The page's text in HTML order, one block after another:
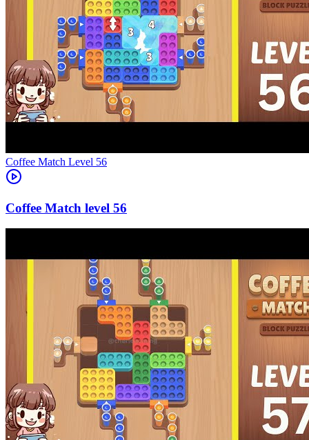
Level 56
56